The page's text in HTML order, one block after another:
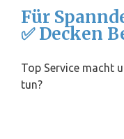
Für
✅ Decken
Top Service macht
tun?